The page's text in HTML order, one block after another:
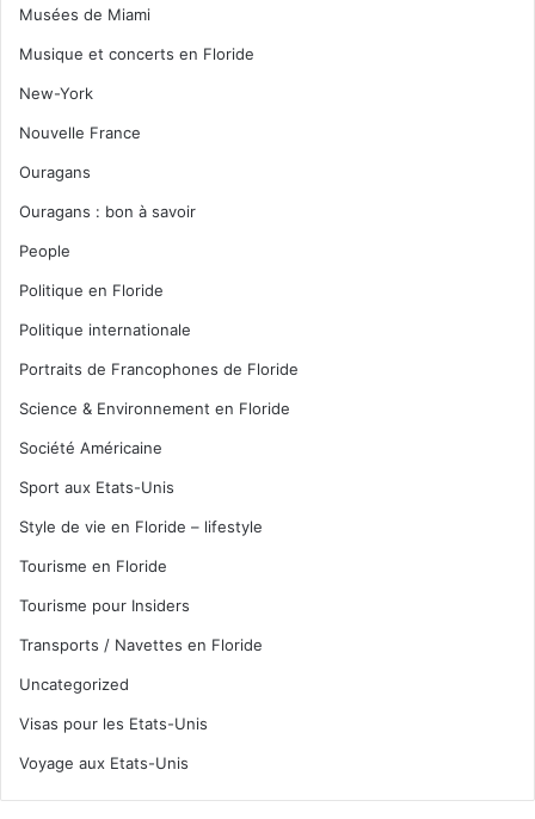
Musées de Miami
Musique et concerts en Floride
New-York
Nouvelle France
Ouragans
Ouragans : bon à savoir
People
Politique en Floride
Politique internationale
Portraits de Francophones de Floride
Science & Environnement en Floride
Société Américaine
Sport aux Etats-Unis
Style de vie en Floride – lifestyle
Tourisme en Floride
Tourisme pour Insiders
Transports / Navettes en Floride
Uncategorized
Visas pour les Etats-Unis
Voyage aux Etats-Unis